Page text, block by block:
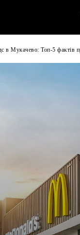
в Мукачево: Топ-5 фактів